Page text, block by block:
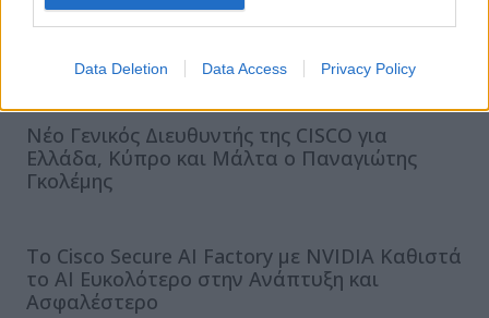
Data Deletion Data Access Privacy Policy
ΣΧΕΤΙΚΑ ΑΡΘΡΑ
Νέο Γενικός Διευθυντής της CISCO για
Ελλάδα, Κύπρο και Μάλτα ο Παναγιώτης
Γκολέμης
Το Cisco Secure AI Factory με NVIDIA Καθιστά
το AI Ευκολότερο στην Ανάπτυξη και
Ασφαλέστερο